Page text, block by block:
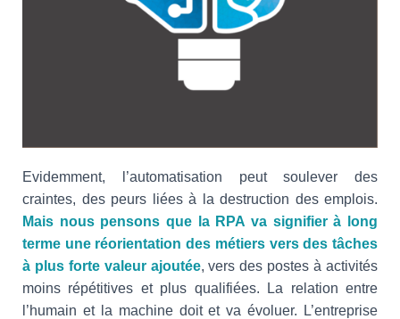
Evidemment, l’automatisation peut soulever des
craintes, des peurs liées à la destruction des emplois.
Mais nous pensons que la RPA va signifier à long
terme une réorientation des métiers vers des tâches
à plus forte valeur ajoutée, vers des postes à activités
moins répétitives et plus qualifiées. La relation entre
l’humain et la machine doit et va évoluer. L’entreprise